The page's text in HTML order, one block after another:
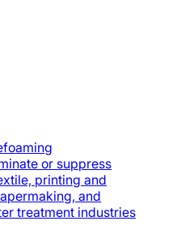
or suppress
printing and
and
treatment industries